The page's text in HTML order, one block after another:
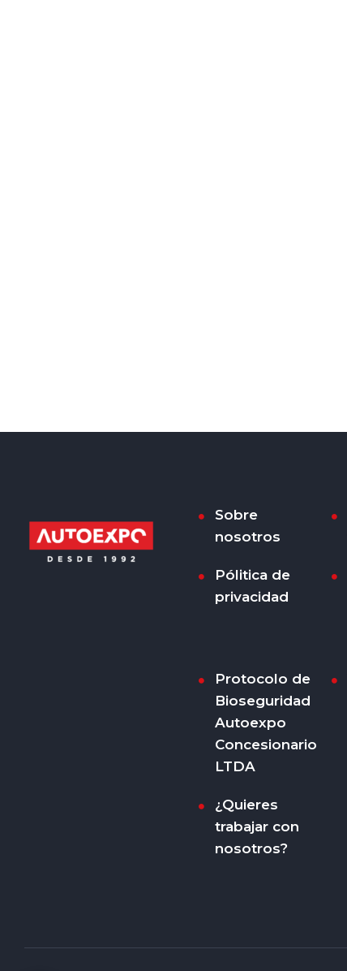
Sobre
nosotros
Pólitica de
privacidad
Protocolo de
Bioseguridad
Autoexpo
Concesionario
LTDA
¿Quieres
trabajar con
nosotros?